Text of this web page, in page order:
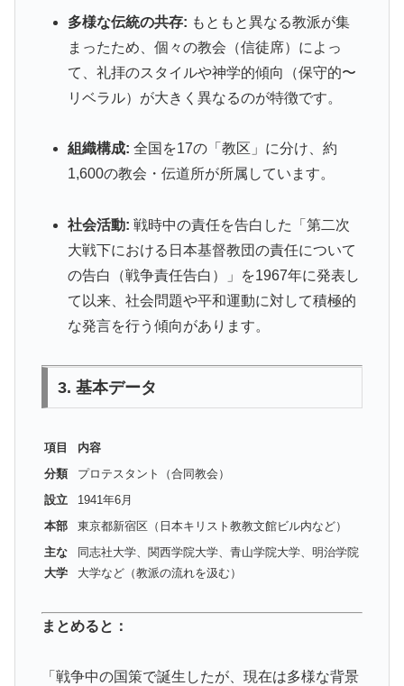
多様な伝統の共存: もともと異なる教派が集
まったため、個々の教会（信徒席）によっ
て、礼拝のスタイルや神学的傾向（保守的〜
リベラル）が大きく異なるのが特徴です。
組織構成: 全国を17の「教区」に分け、約
1,600の教会・伝道所が所属しています。
社会活動: 戦時中の責任を告白した「第二次
大戦下における日本基督教団の責任について
の告白（戦争責任告白）」を1967年に発表し
て以来、社会問題や平和運動に対して積極的
な発言を行う傾向があります。
3. 基本データ
項目
内容
分類
プロテスタント（合同教会）
設立
1941年6月
本部
東京都新宿区（日本キリスト教教文館ビル内など）
主な
大学
同志社大学、関西学院大学、青山学院大学、明治学院
大学など（教派の流れを汲む）
まとめると：
「戦争中の国策で誕生したが、現在は多様な背景